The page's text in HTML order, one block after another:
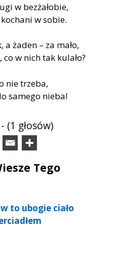
w bezżałobie,
w sobie.
a żaden – za mało,
w nich tak kulało?
nie trzeba,
samego nieba!
(1 głosów)
Tego
to ubogie ciało